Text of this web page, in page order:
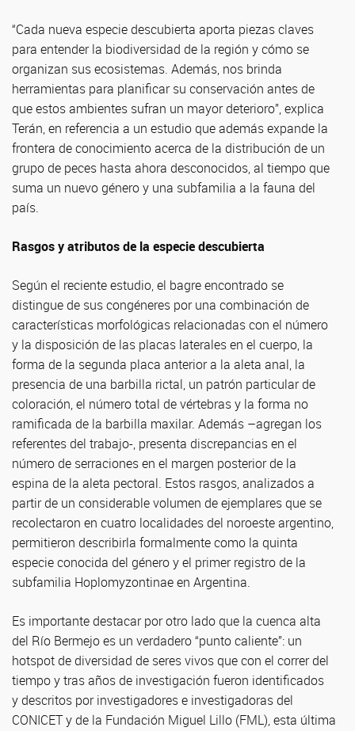
“Cada nueva especie descubierta aporta piezas claves
para entender la biodiversidad de la región y cómo se
organizan sus ecosistemas. Además, nos brinda
herramientas para planificar su conservación antes de
que estos ambientes sufran un mayor deterioro”, explica
Terán, en referencia a un estudio que además expande la
frontera de conocimiento acerca de la distribución de un
grupo de peces hasta ahora desconocidos, al tiempo que
suma un nuevo género y una subfamilia a la fauna del
país.
Rasgos y atributos de la especie descubierta
Según el reciente estudio, el bagre encontrado se
distingue de sus congéneres por una combinación de
características morfológicas relacionadas con el número
y la disposición de las placas laterales en el cuerpo, la
forma de la segunda placa anterior a la aleta anal, la
presencia de una barbilla rictal, un patrón particular de
coloración, el número total de vértebras y la forma no
ramificada de la barbilla maxilar. Además –agregan los
referentes del trabajo-, presenta discrepancias en el
número de serraciones en el margen posterior de la
espina de la aleta pectoral. Estos rasgos, analizados a
partir de un considerable volumen de ejemplares que se
recolectaron en cuatro localidades del noroeste argentino,
permitieron describirla formalmente como la quinta
especie conocida del género y el primer registro de la
subfamilia Hoplomyzontinae en Argentina.
Es importante destacar por otro lado que la cuenca alta
del Río Bermejo es un verdadero “punto caliente”: un
hotspot de diversidad de seres vivos que con el correr del
tiempo y tras años de investigación fueron identificados
y descritos por investigadores e investigadoras del
CONICET y de la Fundación Miguel Lillo (FML), esta última